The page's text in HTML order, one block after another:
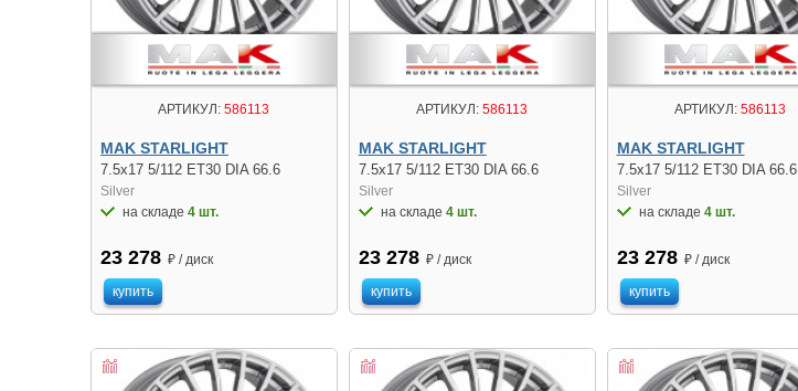
АРТИКУЛ: 586113
MAK STARLIGHT
7.5x17 5/112 ET30 DIA 66.6
Silver
на складе 4 шт.
23 278 ₽ / диск
купить
АРТИКУЛ: 586113
MAK STARLIGHT
7.5x17 5/112 ET30 DIA 66.6
Silver
на складе 4 шт.
23 278 ₽ / диск
купить
АРТИКУЛ:586113
MAK STARLIGHT
7.5x17 5/112 ET30 DIA 66.6
Silver
на складе 4 шт.
23 278 ₽ / диск
купить